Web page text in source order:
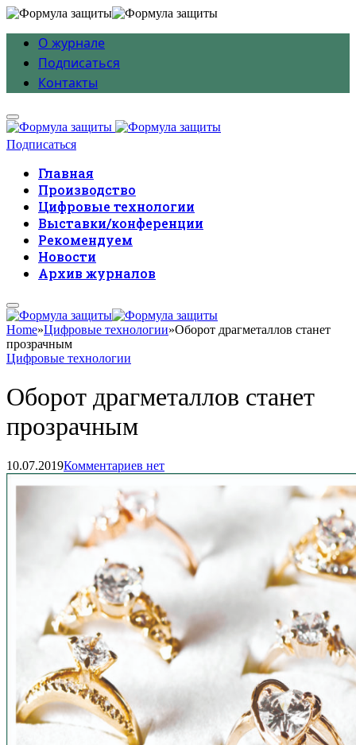
О журнале
Подписаться
Контакты
Подписаться
Главная
Производство
Цифровые технологии
Выставки/конференции
Рекомендуем
Новости
Архив журналов
Home»Цифровые технологии»Оборот драгметаллов станет
прозрачным
Цифровые технологии
Оборот драгметаллов станет
прозрачным
10.07.2019Комментариев нет